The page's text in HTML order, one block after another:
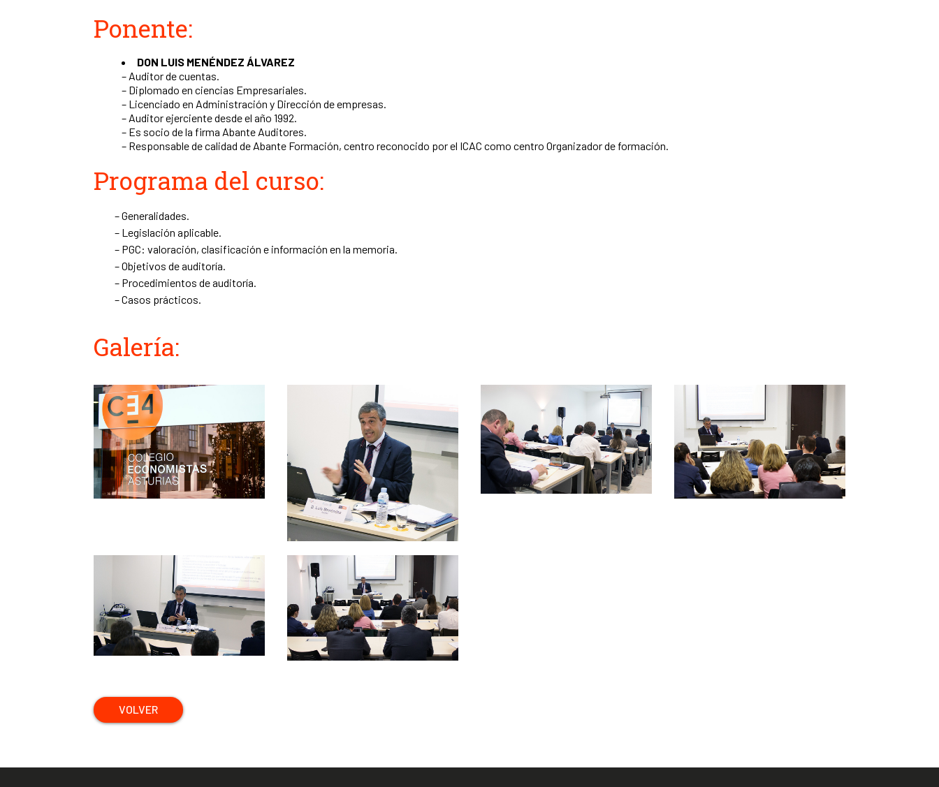
Ponente:
DON LUIS MENÉNDEZ ÁLVAREZ
– Auditor de cuentas.
– Diplomado en ciencias Empresariales.
– Licenciado en Administración y Dirección de empresas.
– Auditor ejerciente desde el año 1992.
– Es socio de la firma Abante Auditores.
– Responsable de calidad de Abante Formación, centro reconocido por el ICAC como centro Organizador de formación.
Programa del curso:
– Generalidades.
– Legislación aplicable.
– PGC: valoración, clasificación e información en la memoria.
– Objetivos de auditoría.
– Procedimientos de auditoría.
– Casos prácticos.
Galería:
VOLVER